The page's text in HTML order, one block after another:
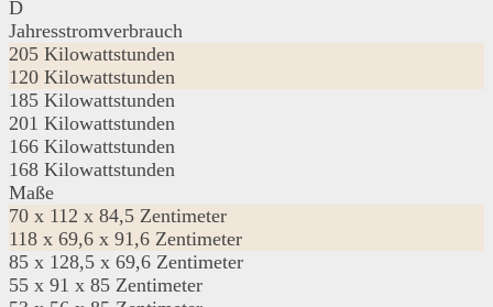
D
Jahresstromverbrauch
205 Kilowattstunden
120 Kilowattstunden
185 Kilowattstunden
201 Kilowattstunden
166 Kilowattstunden
168 Kilowattstunden
Maße
‎70 x 112 x 84,5 Zentimeter
118 x 69,6 x 91,6 Zentimeter
85 x 128,5 x 69,6 Zentimeter
‎55 x 91 x 85 Zentimeter